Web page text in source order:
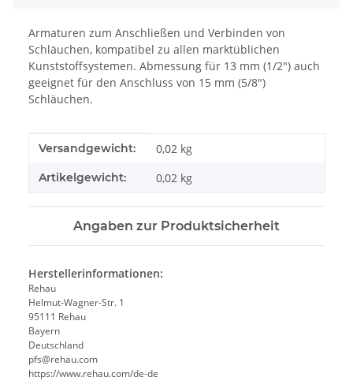
Armaturen zum Anschließen und Verbinden von
Schläuchen, kompatibel zu allen marktüblichen
Kunststoffsystemen. Abmessung für 13 mm (1/2") auch
geeignet für den Anschluss von 15 mm (5/8")
Schläuchen.
Produkteigenschaft
Wert
Versandgewicht: 0,02 kg
Artikelgewicht: 0,02 kg
Angaben zur Produktsicherheit
Herstellerinformationen:
Rehau
Helmut-Wagner-Str. 1
95111 Rehau
Bayern
Deutschland
pfs@rehau.com
https://www.rehau.com/de-de